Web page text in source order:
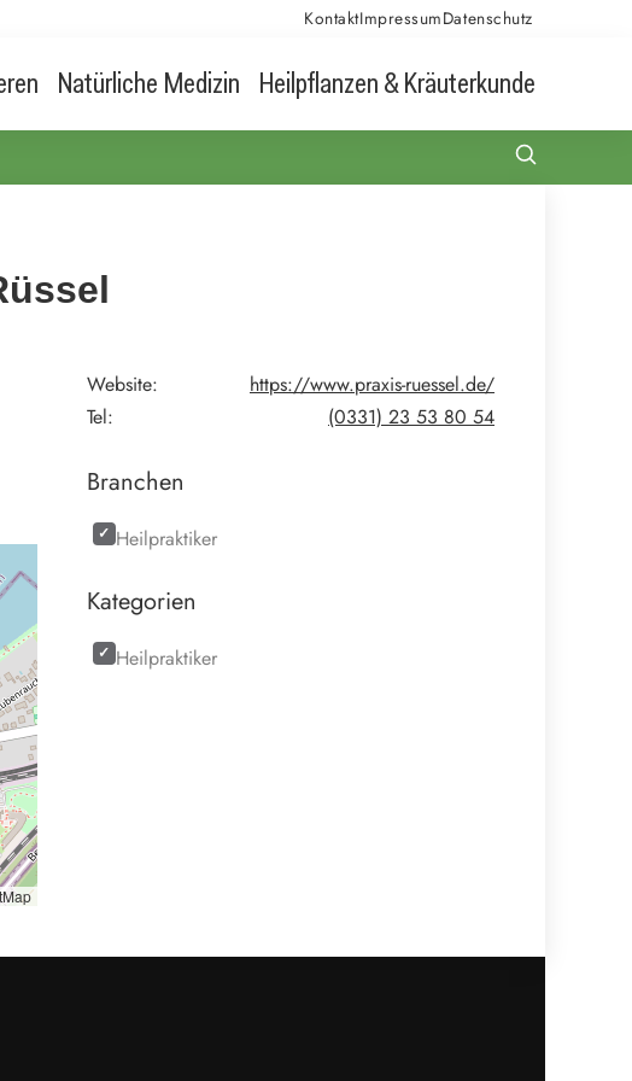
KontaktImpressumDatenschutz
Natürliche Medizin Heilpflanzen & Kräuterkunde
Website:
https://www.praxis-ruessel.de/
Tel:
(0331) 23 53 80 54
Branchen
Heilpraktiker
Kategorien
Heilpraktiker